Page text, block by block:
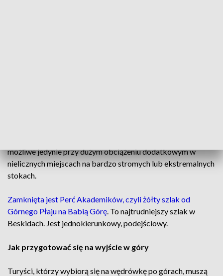
możliwe jedynie przy dużym obciążeniu dodatkowym w
nielicznych miejscach na bardzo stromych lub ekstremalnych
stokach.
Zamknięta jest Perć Akademików, czyli żółty szlak od
Górnego Płaju na Babią Górę. To najtrudniejszy szlak w
Beskidach. Jest jednokierunkowy, podejściowy.
Jak przygotować się na wyjście w góry
Turyści, którzy wybiorą się na wędrówkę po górach, muszą